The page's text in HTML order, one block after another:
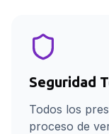
Seguridad
Todos los
proceso de